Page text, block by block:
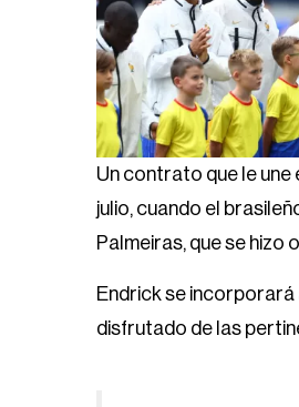
Un contrato que le une
julio, cuando el
Palmeiras, que se hizo
Endrick se
disfrutado de las